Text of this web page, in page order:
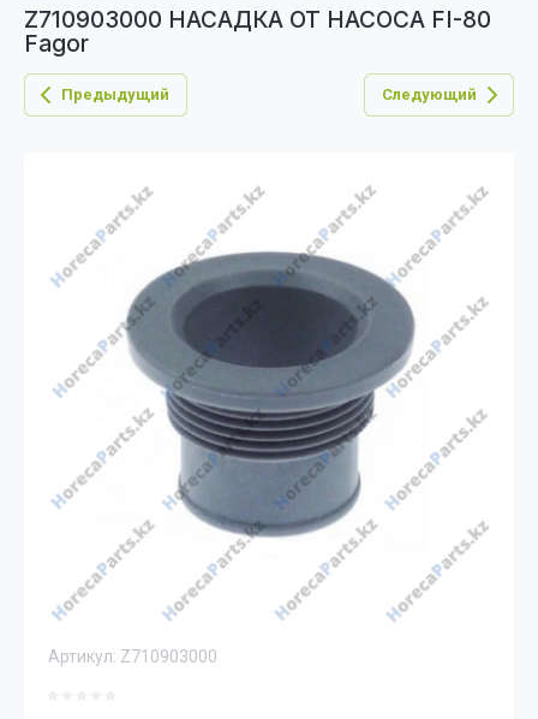
Z710903000 НАСАДКА ОТ НАСОСА FI-80
Fagor
Предыдущий Следующий
Артикул: Z710903000